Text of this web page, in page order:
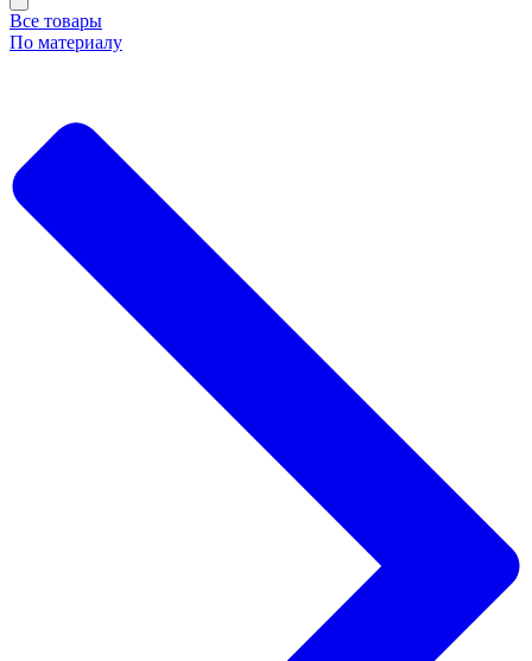
Все товары
По материалу